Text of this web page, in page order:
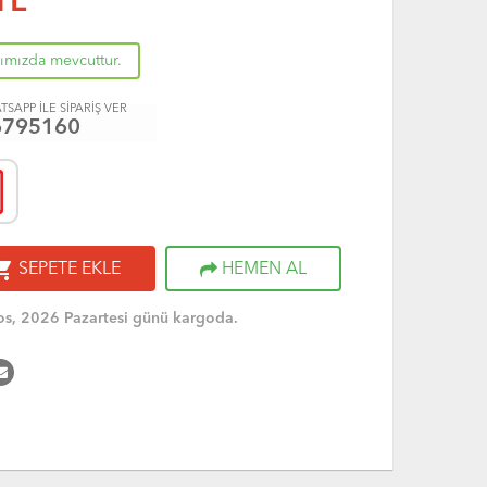
mevcuttur.
İLE SİPARİŞ VER
SEPETE EKLE HEMEN AL
2026 Pazartesi günü kargoda.